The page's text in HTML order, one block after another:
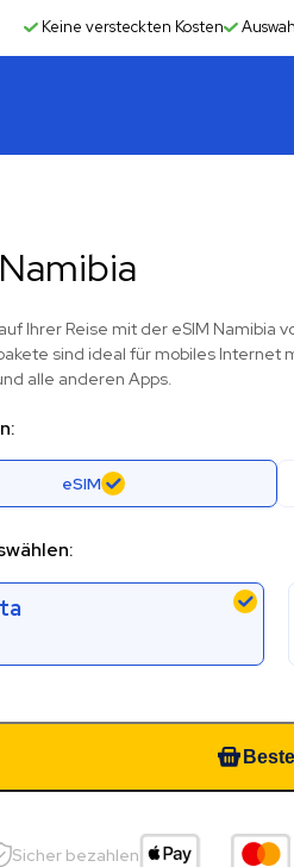
Keine versteckten Kosten
Ihrer Reise mit der eSIM Namibia
sind ideal für mobiles Internet
alle anderen Apps.
eSIM
Sicher bezahlen